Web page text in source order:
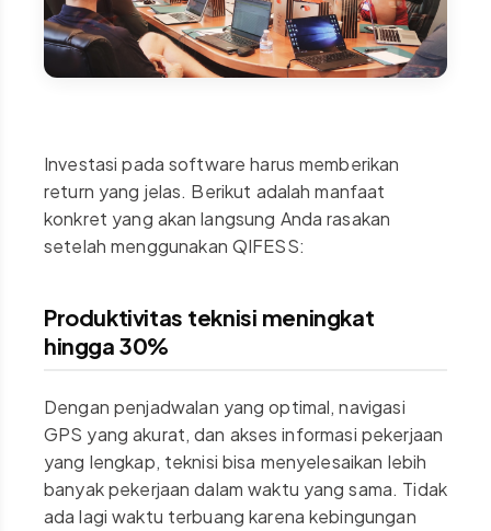
Investasi pada software harus memberikan
return yang jelas. Berikut adalah manfaat
konkret yang akan langsung Anda rasakan
setelah menggunakan QIFESS:
Produktivitas teknisi meningkat
hingga 30%
Dengan penjadwalan yang optimal, navigasi
GPS yang akurat, dan akses informasi pekerjaan
yang lengkap, teknisi bisa menyelesaikan lebih
banyak pekerjaan dalam waktu yang sama. Tidak
ada lagi waktu terbuang karena kebingungan